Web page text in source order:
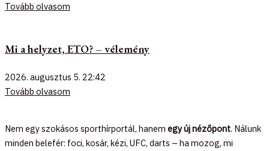
Tovább olvasom
Mi a helyzet, ETO? – vélemény
2026. augusztus 5. 22:42
Tovább olvasom
Nem egy szokásos sporthírportál, hanem egy új nézőpont. Nálunk
minden belefér: foci, kosár, kézi, UFC, darts – ha mozog, mi